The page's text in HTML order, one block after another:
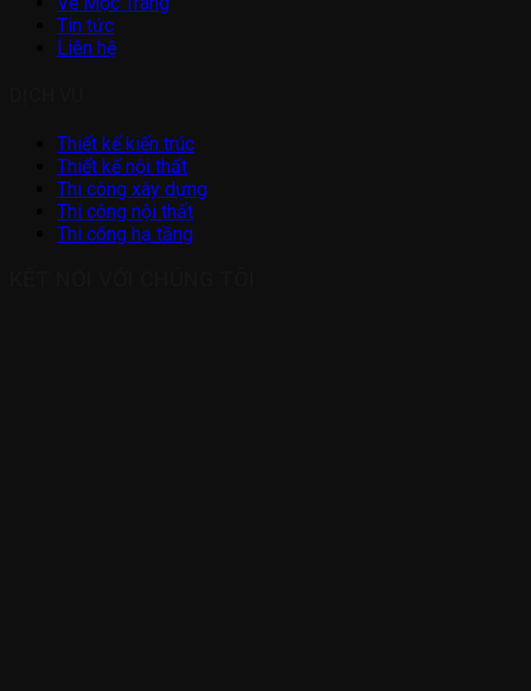
Tin tức
Liên hệ
Thiết kế kiến trúc
Thiết kế nội thất
Thi công xây dựng
Thi công nội thất
Thi công hạ tầng